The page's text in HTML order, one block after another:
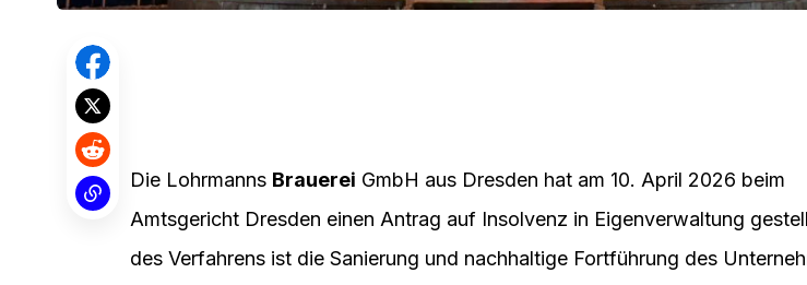
Die Lohrmanns Brauerei GmbH aus Dresden hat am 10. April 2026 beim
Amtsgericht Dresden einen Antrag auf Insolvenz in Eigenverwaltung
des Verfahrens ist die Sanierung und nachhaltige Fortführung des